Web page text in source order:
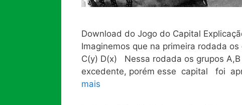
Download do Jogo do Capital
Imaginemos que na primeira rodada
C(y) D(x) Nessa rodada os grupos
excedente, porém esse capital foi
mais